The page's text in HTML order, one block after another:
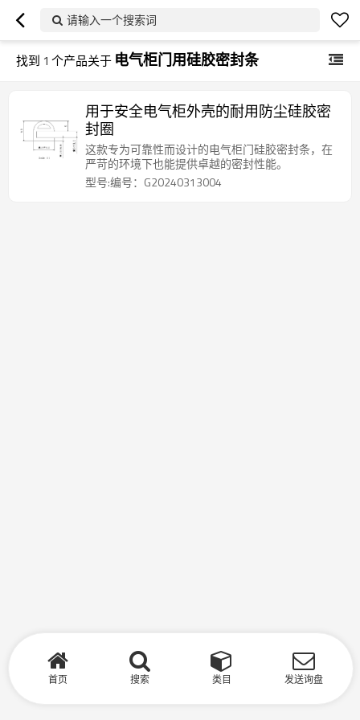
请输入一个搜索词
找到 1 个产品关于 电气柜门用硅胶密封条
用于安全电气柜外壳的耐用防尘硅胶密
封圈
这款专为可靠性而设计的电气柜门硅胶密封条，在
严苛的环境下也能提供卓越的密封性能。
型号:编号：G20240313004
首页 搜索 类目 发送询盘